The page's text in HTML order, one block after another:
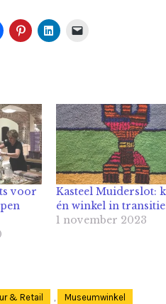
voor
Kasteel Muiderslot:
én winkel in transitie
1 november 2023
& Retail , Museumwinkel